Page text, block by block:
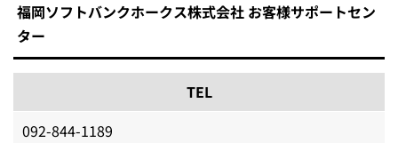
福岡ソフトバンクホークス株式会社 お客様サポートセン
ター
TEL
092-844-1189